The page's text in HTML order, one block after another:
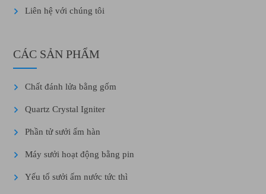
Liên hệ với chúng tôi
CÁC SẢN PHẨM
Chất đánh lửa bằng gốm
Quartz Crystal Igniter
Phần tử sưởi ấm hàn
Máy sưởi hoạt động bằng pin
Yếu tố sưởi ấm nước tức thì